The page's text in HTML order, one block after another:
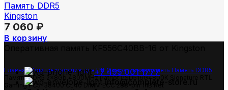
Память DDR5
Kingston
7 060 ₽
В корзину
ГлавнаяКомплектующие для ПК Оперативная память Память DDR5
Память DDR5 2x8Gb 4800MHz Patriot PSD516G4800K Signature RTL
Gaming PC5-38400 CL40 DIMM ECC 288-pin 1.1В Ret
+7 495 001 1777